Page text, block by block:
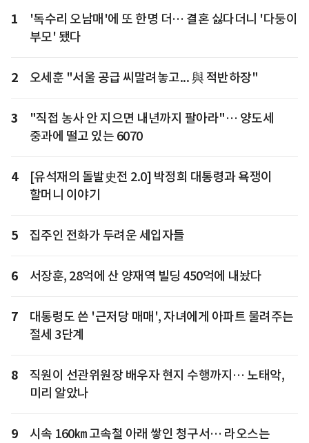
1
'독수리 오남매'에 또 한명 더… 결혼 싫다더니 '다둥이
부모' 됐다
2 오세훈 "서울 공급 씨말려놓고... 與 적반하장"
3
"직접 농사 안 지으면 내년까지 팔아라"… 양도세
중과에 떨고 있는 6070
4
[유석재의 돌발史전 2.0] 박정희 대통령과 욕쟁이
할머니 이야기
5 집주인 전화가 두려운 세입자들
6 서장훈, 28억에 산 양재역 빌딩 450억에 내놨다
7
대통령도 쓴 '근저당 매매', 자녀에게 아파트 물려주는
절세 3단계
8
직원이 선관위원장 배우자 현지 수행까지… 노태악,
미리 알았나
9
시속 160㎞ 고속철 아래 쌓인 청구서… 라오스는